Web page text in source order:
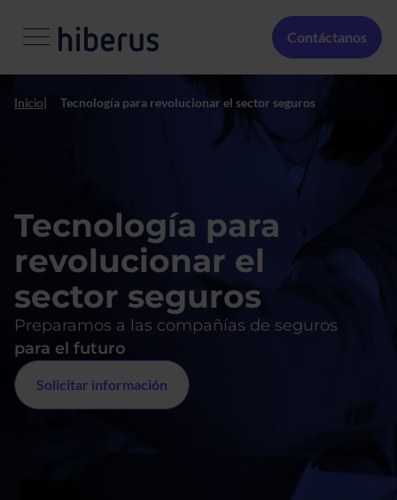
Menú Secundario
Contáctanos
Inicio Tecnología para revolucionar el sector seguros
Tecnología para
revolucionar el
sector seguros
Preparamos a las compañías de seguros
para el futuro
Solicitar información